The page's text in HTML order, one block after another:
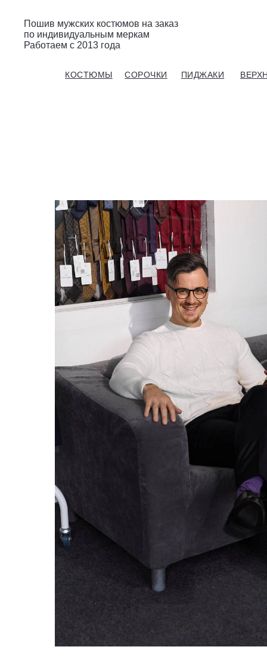
КОСТЮМЫ СОРОЧКИ
Пошив мужских костюмов на заказ
по индивидуальным меркам
Работаем с 2013 года
ПИДЖАКИ
Gent’s Atelier / ИП Вдовичев Вячеслав Витальевич